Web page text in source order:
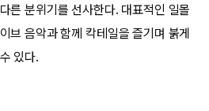
른 분위기를 선사한다. 대표적인 일몰
브 음악과 함께 칵테일을 즐기며 붉게
있다.